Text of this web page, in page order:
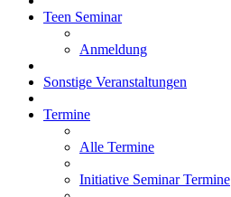
Teen Seminar
Anmeldung
Sonstige Veranstaltungen
Termine
Alle Termine
Initiative Seminar Termine